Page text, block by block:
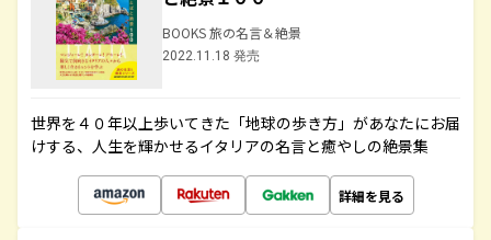
BOOKS 旅の名言＆絶景
2022.11.18 発売
世界を４０年以上歩いてきた「地球の歩き方」があなたにお届
けする、人生を輝かせるイタリアの名言と癒やしの絶景集
詳細を見る